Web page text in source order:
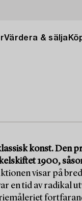
Värdera & sälja
konst. Den
1900,
visar på
en tid av radikal